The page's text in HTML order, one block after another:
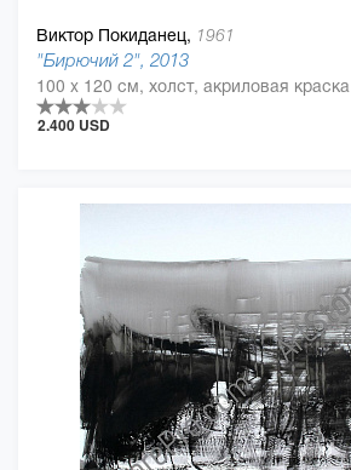
Виктор Покиданец, 1961
"Бирючий 2", 2013
100 x 120 см, холст, акриловая краска
2.400 USD